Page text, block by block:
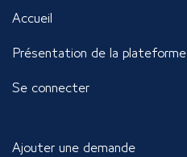
Accueil
Présentation de la plateforme
Se connecter
Ajouter une demande